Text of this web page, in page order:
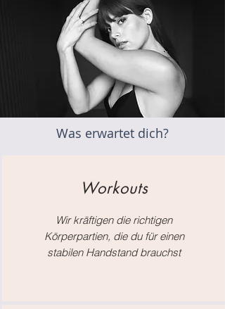
Was erwartet dich?
Workouts
Wir kräftigen die richtigen
Körperpartien, die du für einen
stabilen Handstand brauchst